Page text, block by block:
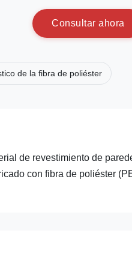
Consu tar a hora
de la fibra de poliéster
de revestimiento de
con fibra de poliéster